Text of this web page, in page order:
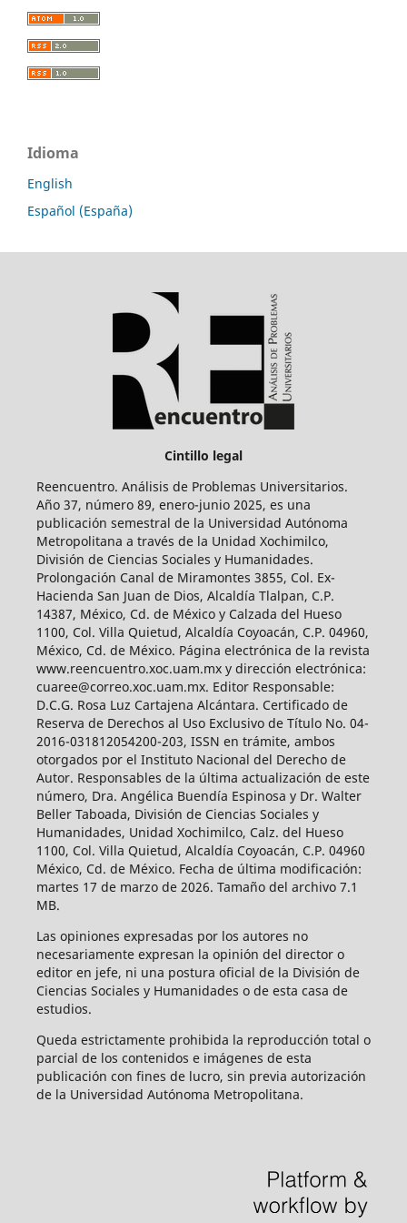
Idioma
English
Español (España)
Cintillo legal
Reencuentro. Análisis de Problemas Universitarios.
Año 37, número 89, enero-junio 2025, es una
publicación semestral de la Universidad Autónoma
Metropolitana a través de la Unidad Xochimilco,
División de Ciencias Sociales y Humanidades.
Prolongación Canal de Miramontes 3855, Col. Ex-
Hacienda San Juan de Dios, Alcaldía Tlalpan, C.P.
14387, México, Cd. de México y Calzada del Hueso
1100, Col. Villa Quietud, Alcaldía Coyoacán, C.P. 04960,
México, Cd. de México. Página electrónica de la revista
www.reencuentro.xoc.uam.mx y dirección electrónica:
cuaree@correo.xoc.uam.mx. Editor Responsable:
D.C.G. Rosa Luz Cartajena Alcántara. Certificado de
Reserva de Derechos al Uso Exclusivo de Título No. 04-
2016-031812054200-203, ISSN en trámite, ambos
otorgados por el Instituto Nacional del Derecho de
Autor. Responsables de la última actualización de este
número, Dra. Angélica Buendía Espinosa y Dr. Walter
Beller Taboada, División de Ciencias Sociales y
Humanidades, Unidad Xochimilco, Calz. del Hueso
1100, Col. Villa Quietud, Alcaldía Coyoacán, C.P. 04960
México, Cd. de México. Fecha de última modificación:
martes 17 de marzo de 2026. Tamaño del archivo 7.1
MB.
Las opiniones expresadas por los autores no
necesariamente expresan la opinión del director o
editor en jefe, ni una postura oficial de la División de
Ciencias Sociales y Humanidades o de esta casa de
estudios.
Queda estrictamente prohibida la reproducción total o
parcial de los contenidos e imágenes de esta
publicación con fines de lucro, sin previa autorización
de la Universidad Autónoma Metropolitana.